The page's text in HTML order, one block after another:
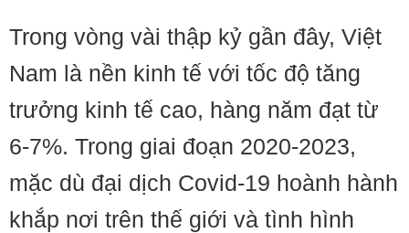
Trong vòng vài thập kỷ gần đây, Việt
Nam là nền kinh tế với tốc độ tăng
trưởng kinh tế cao, hàng năm đạt từ
6-7%. Trong giai đoạn 2020-2023,
mặc dù đại dịch Covid-19 hoành hành
khắp nơi trên thế giới và tình hình